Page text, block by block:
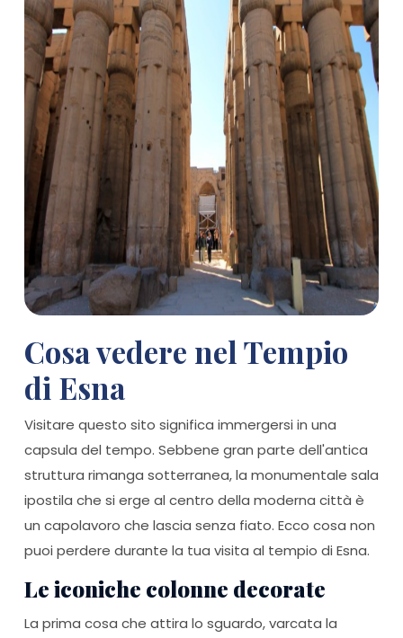
Cosa vedere nel Tempio
di Esna
Visitare questo sito significa immergersi in una
capsula del tempo. Sebbene gran parte dell'antica
struttura rimanga sotterranea, la monumentale sala
ipostila che si erge al centro della moderna città è
un capolavoro che lascia senza fiato. Ecco cosa non
puoi perdere durante la tua visita al tempio di Esna.
Le iconiche colonne decorate
La prima cosa che attira lo sguardo, varcata la